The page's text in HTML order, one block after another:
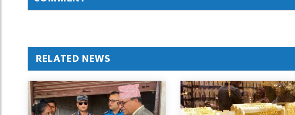
RELATED NEWS